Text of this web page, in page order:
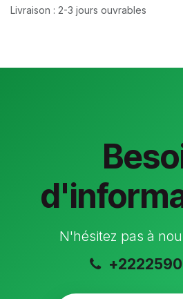
Livraison : 2-3 jours ouvrables
N'hésitez pas à